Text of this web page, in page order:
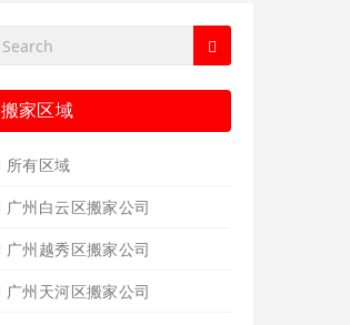
搬家区域
所有区域
广州白云区搬家公司
广州越秀区搬家公司
广州天河区搬家公司